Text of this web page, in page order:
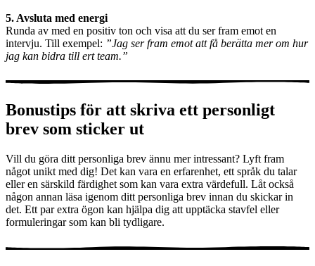
5. Avsluta med energi
Runda av med en positiv ton och visa att du ser fram emot en
intervju. Till exempel: ”Jag ser fram emot att få berätta mer om hur
jag kan bidra till ert team.”
Bonustips för att skriva ett personligt
brev som sticker ut
Vill du göra ditt personliga brev ännu mer intressant? Lyft fram
något unikt med dig! Det kan vara en erfarenhet, ett språk du talar
eller en särskild färdighet som kan vara extra värdefull. Låt också
någon annan läsa igenom ditt personliga brev innan du skickar in
det. Ett par extra ögon kan hjälpa dig att upptäcka stavfel eller
formuleringar som kan bli tydligare.